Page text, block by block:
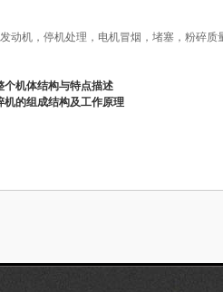
机，停机处理，电机冒烟，堵塞，粉碎质
个机体结构与特点描述
机的组成结构及工作原理